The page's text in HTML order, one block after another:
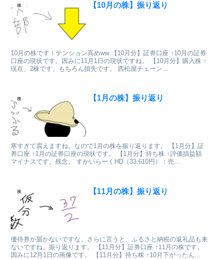
株 【10月の株】振り返り
10月の株です！テンション高めww 【10月分】証券口座 ↑10月の証券
口座の現状です。因みに11月1日の現状ですね。 【10月分】購入株 ↑
現在、2株です。もちろん損失です。 西松屋チェーン...
株 【1月の株】振り返り
寒すぎて震えますね。なので1月の株を振り返ります。 【1月分】証
券口座 ↑1月の証券口座の現状です。 【1月分】持ち株 ↑評価損益額
マイナスです。残念。 すかいらーくHD（33,610円）：売...
株 【11月の株】振り返り
優待券が届かないですな。さらに言うと、ふるさと納税の返礼品も来
ないですね。振り返ります。 【11月分】証券口座 ↑11月の株です。
因みに12月1日の画像です。 【11月分】持ち株 ↑10月下がったん...